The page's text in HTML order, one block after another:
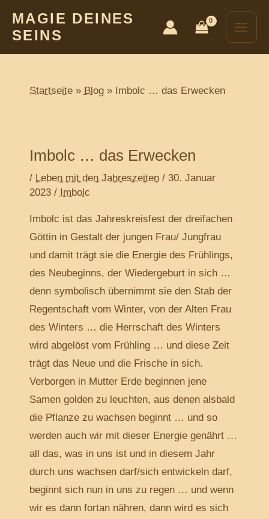
Inhalt
springen
MAGIE DEINES
SEINS
Main
Startseite Blog Imbolc … das Erwecken
Imbolc … das Erwecken
/ Leben mit den Jahreszeiten/ 30. Januar
2023 / Imbolc
Imbolc ist das Jahreskreisfest der dreifachen
Göttin in Gestalt der jungen Frau/ Jungfrau
und damit trägt sie die Energie des Frühlings,
des Neubeginns, der Wiedergeburt in sich …
denn symbolisch übernimmt sie den Stab der
Regentschaft vom Winter, von der Alten Frau
des Winters … die Herrschaft des Winters
wird abgelöst vom Frühling … und diese Zeit
trägt das Neue und die Frische in sich.
Verborgen in Mutter Erde beginnen jene
Samen golden zu leuchten, aus denen alsbald
die Pflanze zu wachsen beginnt … und so
werden auch wir mit dieser Energie genährt …
all das, was in uns ist und in diesem Jahr
durch uns wachsen darf/sich entwickeln darf,
beginnt sich nun in uns zu regen … und wenn
wir es dann fortan nähren, dann wird es sich
navigation